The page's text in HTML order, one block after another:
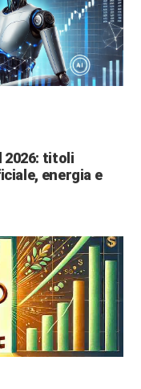
2026: titoli
energia e